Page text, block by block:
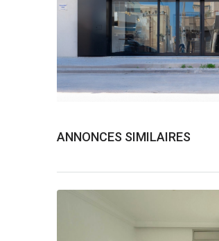
ANNONCES SIMILAIRES